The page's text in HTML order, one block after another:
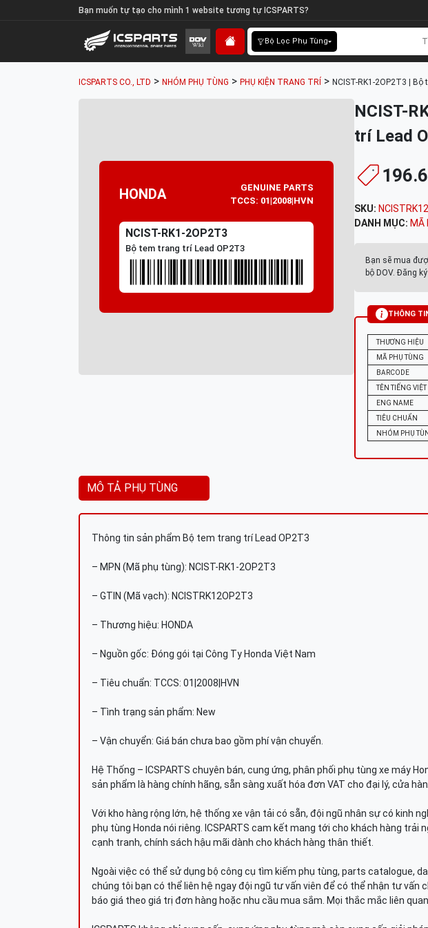
Bạn muốn tự tạo cho mình 1 website tương tự ICSPARTS?
Bộ Lọc Phụ Tùng
ICSPARTS CO., LTD > NHÓM PHỤ TÙNG > PHỤ KIỆN TRANG TRÍ > NCIST-RK1-2OP2T3 |
HONDA
GENUINE PARTS
TCCS: 01|2008|HVN
NCIST-RK1-2OP2T3
Bộ tem trang trí Lead OP2T3
NCIST-
trí Lead
SKU:
DANH MỤC: MÃ
Bạn sẽ mua
bộ DOV. Đăng
THÔNG
THƯƠNG HIỆU
MÃ PHỤ TÙNG
BARCODE
TÊN TIẾNG VIỆT
ENG NAME
TIÊU CHUẨN
NHÓM PHỤ
MÔ TẢ PHỤ TÙNG
Thông tin sản phẩm Bộ tem trang trí Lead OP2T3
– MPN (Mã phụ tùng): NCIST-RK1-2OP2T3
– GTIN (Mã vạch): NCISTRK12OP2T3
– Thương hiệu: HONDA
– Nguồn gốc: Đóng gói tại Công Ty Honda Việt Nam
– Tiêu chuẩn: TCCS: 01|2008|HVN
– Tình trạng sản phẩm: New
– Vận chuyển: Giá bán chưa bao gồm phí vận chuyển.
Hệ Thống – ICSPARTS chuyên bán, cung ứng, phân phối phụ tùng xe máy
sản phẩm là hàng chính hãng, sẵn sàng xuất hóa đơn VAT cho đại lý, cửa
Với kho hàng rộng lớn, hệ thống xe vận tải có sẵn, đội ngũ nhân sự có kinh
phụ tùng Honda nói riêng. ICSPARTS cam kết mang tới cho khách hàng
cạnh tranh, chính sách hậu mãi dành cho khách hàng thân thiết.
Ngoài việc có thể sử dụng bộ công cụ tìm kiếm phụ tùng, parts catalogue,
chúng tôi bạn có thể liên hệ ngay đội ngũ tư vấn viên để có thể nhận tư vấn
báo giá theo giá trị đơn hàng hoặc nhu cầu mua sắm. Mọi thắc mắc liên